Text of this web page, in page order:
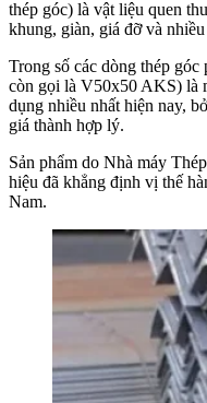
thép góc) là vật liệu quen
khung, giàn, giá đỡ và
Trong số các dòng thép
còn gọi là V50x50 AKS) là
dụng nhiều nhất hiện nay,
giá thành hợp lý.
Sản phẩm do Nhà máy
hiệu đã khẳng định vị thế
Nam.